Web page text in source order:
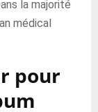
la majorité
médical
pour